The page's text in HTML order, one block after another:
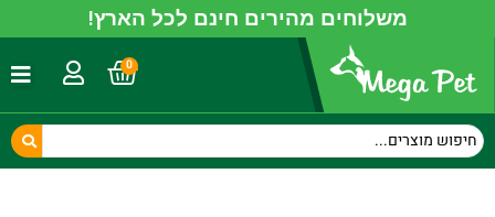
משלוחים מהירים חינם לכל הארץ!
0